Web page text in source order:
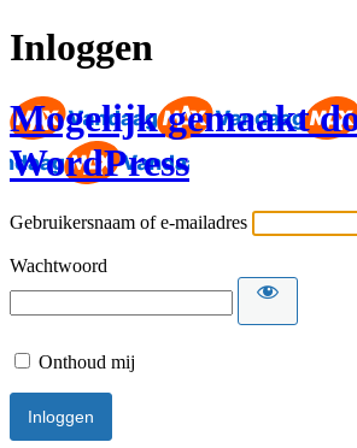
Inloggen
Mogelijk gemaakt
WordPress
Gebruikersnaam of e-mailadres
Wachtwoord
Onthoud mij